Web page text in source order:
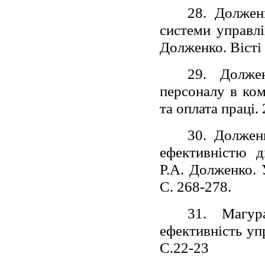
28.
системи
Долженко.
29.
персоналу в
та оплата
30.
ефективністю
Р.А. Долженко.
С. 268-278.
31.
ефективність
С.22-23